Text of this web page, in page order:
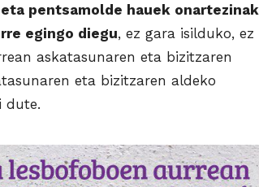
pentsamolde hauek onartezinak
egingo diegu, ez gara isilduko, ez
askatasunaren eta bizitzaren
eta bizitzaren aldeko
dute.